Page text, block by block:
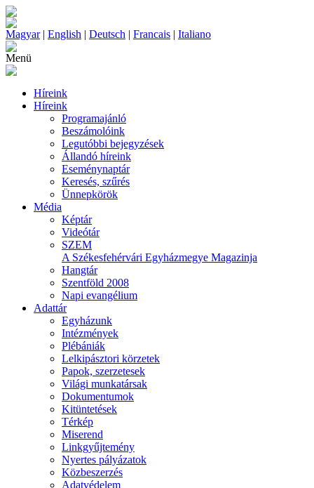
Magyar| English | Deutsch | Francais | Italiano
Menü
Híreink
Híreink
Programajánló
Beszámolóink
Legutóbbi bejegyzések
Állandó híreink
Eseménynaptár
Keresés, szűrés
Ünnepkörök
Média
Képtár
Videótár
SZEM
A Székesfehérvári Egyházmegye Magazinja
Hangtár
Szentföld 2008
Napi evangélium
Adattár
Egyházunk
Intézmények
Plébániák
Lelkipásztori körzetek
Papok, szerzetesek
Világi munkatársak
Dokumentumok
Kitüntetések
Térkép
Miserend
Linkgyűjtemény
Nyertes pályázatok
Közbeszerzés
Adatvédelem